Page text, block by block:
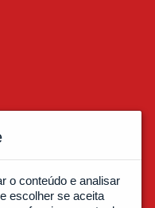
o conteúdo e analisar
escolher se aceita